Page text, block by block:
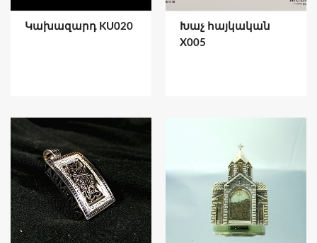
Կախազարդ KU020
Խաչ հայկական
X005